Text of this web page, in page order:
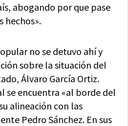
abogando por que pase
hechos».
no se detuvo ahí y
sobre la situación del
Álvaro García Ortiz.
se encuentra «al borde del
alineación con las
Pedro Sánchez. En sus